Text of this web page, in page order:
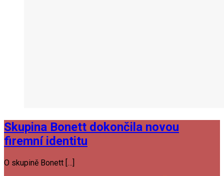
Skupina Bonett dokončila novou
firemní identitu
O skupině Bonett […]